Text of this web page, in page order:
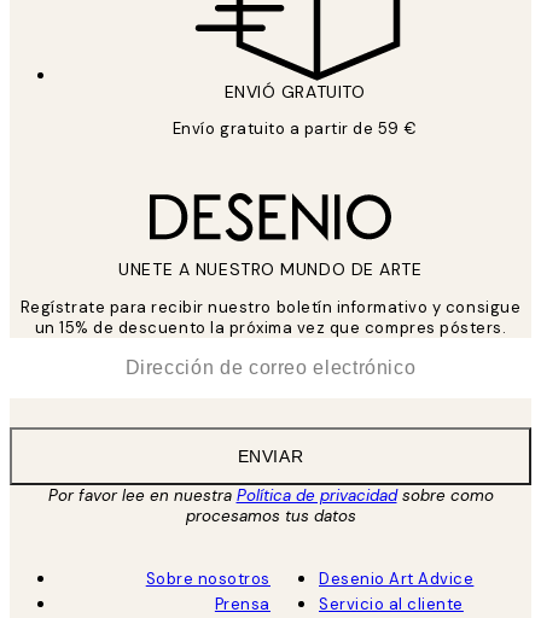
ENVIÓ GRATUITO
Envío gratuito a partir de 59 €
UNETE A NUESTRO MUNDO DE ARTE
Regístrate para recibir nuestro boletín informativo y consigue
un 15% de descuento la próxima vez que compres pósters.
ENVIAR
Por favor lee en nuestra Política de privacidadsobre como
procesamos tus datos
Sobre nosotros
Prensa
Desenio Art Advice
Servicio al cliente